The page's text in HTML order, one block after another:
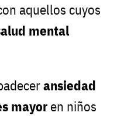
aquellos cuyos
mental
ansiedad
mayor en niños